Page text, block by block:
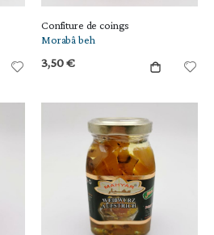
Confiture de coings
Morabâ beh
3,50 €